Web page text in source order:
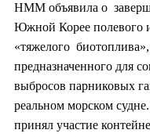
HMM объявила о
Южной Корее полевого
«тяжелого  биотоплива»,
предназначенного для
выбросов парниковых
реальном морском
принял участие